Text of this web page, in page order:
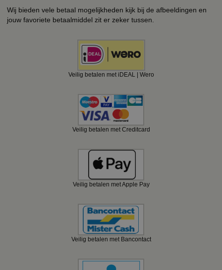
Wij bieden vele betaal mogelijkheden kijk bij de afbeeldingen en
jouw favoriete betaalmiddel zit er zeker tussen.
Veilig betalen met iDEAL | Wero
Veilig betalen met Creditcard
Veilig betalen met Apple Pay
Veilig betalen met Bancontact